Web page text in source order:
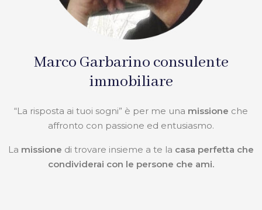
Marco Garbarino consulente
immobiliare
“La risposta ai tuoi sogni” è per me una missione che
affronto con passione ed entusiasmo.
La missione di trovare insieme a te la casa perfetta che
condividerai con le persone che ami.